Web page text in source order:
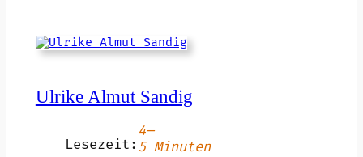
Ulrike Almut Sandig
Lesezeit:
4–
5 Minuten